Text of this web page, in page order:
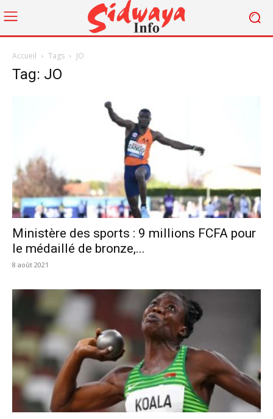
Accueil Tags JO
Tag: JO
Ministère des sports : 9 millions FCFA pour
le médaillé de bronze,...
8 août 2021